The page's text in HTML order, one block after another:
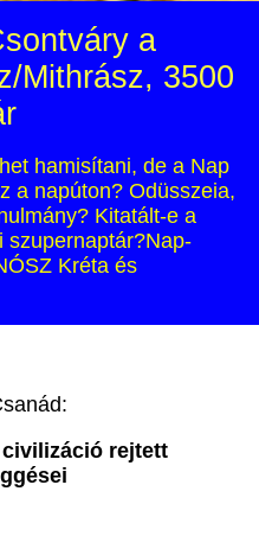
a
Mithrász, 3500
hamisítani, de a Nap
a napúton? Odüsszeia,
Kitatált-e a
szupernaptár?Nap-
Kréta és
rejtett